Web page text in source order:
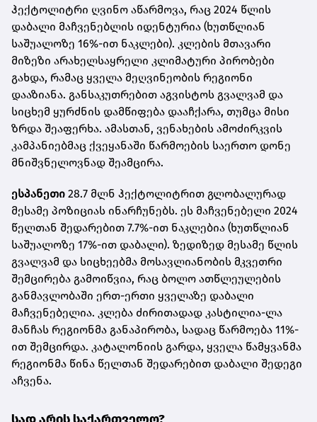
ჰექტოლიტრი ღვინო აწარმოვა, რაც 2024 წლის
დაბალი მაჩვენებლის იდენტურია (ხუთწლიან
საშუალოზე 16%-ით ნაკლები). კლების მთავარი
მიზეზი არახელსაყრელი კლიმატური პირობები
გახდა, რამაც ყველა მეღვინეობის რეგიონი
დააზიანა. განსაკუთრებით აგვისტოს გვალვამ და
სიცხემ ყურძნის დამწიფება დააჩქარა, თუმცა მისი
ზრდა შეაფერხა. ამასთან, ვენახების ამოძირკვის
კამპანიებმაც ქვეყანაში წარმოების საერთო დონე
მნიშვნელოვნად შეამცირა.
ესპანეთი 28.7 მლნ ჰექტოლიტრით გლობალურად
მესამე პოზიციას ინარჩუნებს. ეს მაჩვენებელი 2024
წელთან შედარებით 7.7%-ით ნაკლებია (ხუთწლიან
საშუალოზე 17%-ით დაბალი). ზედიზედ მესამე წლის
გვალვამ და სიცხეებმა მოსავლიანობის მკვეთრი
შემცირება გამოიწვია, რაც ბოლო ათწლეულების
განმავლობაში ერთ-ერთი ყველაზე დაბალი
მაჩვენებელია. კლება ძირითადად კასტილია-ლა
მანჩას რეგიონმა განაპირობა, სადაც წარმოება 11%-
ით შემცირდა. კატალონიის გარდა, ყველა წამყვანმა
რეგიონმა წინა წელთან შედარებით დაბალი შედეგი
აჩვენა.
სად არის საქართველო?